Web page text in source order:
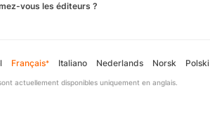
vous les éditeurs ?
Français* Italiano Nederlands Norsk Polski
actuellement disponibles uniquement en anglais.